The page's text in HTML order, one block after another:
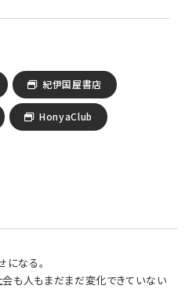
紀伊国屋書店
HonyaClub
になる。
も人もまだまだ変化できていない